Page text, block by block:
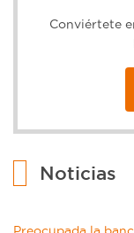
Conviértete
Noticias